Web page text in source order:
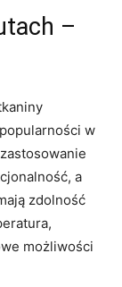
–
w
a
zdolność
możliwości